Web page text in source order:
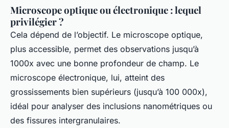
Microscope optique ou électronique : lequel
privilégier ?
Cela dépend de l’objectif. Le microscope optique,
plus accessible, permet des observations jusqu’à
1000x avec une bonne profondeur de champ. Le
microscope électronique, lui, atteint des
grossissements bien supérieurs (jusqu’à 100 000x),
idéal pour analyser des inclusions nanométriques ou
des fissures intergranulaires.